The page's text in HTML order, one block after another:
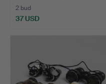
2 bud
37 USD